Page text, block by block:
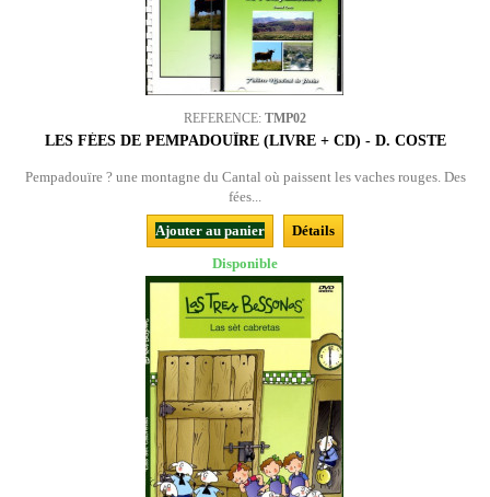
REFERENCE: TMP02
LES FÉES DE PEMPADOUÏRE (LIVRE + CD) - D. COSTE
Pempadouïre ? une montagne du Cantal où paissent les vaches rouges. Des
fées...
Ajouter au panier
Détails
Disponible